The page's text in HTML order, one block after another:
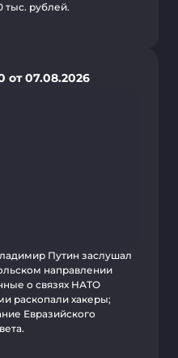
тыс. рублей.
от 07.08.2026
Путин заслушал
направлении
о связях НАТО
раскопали хакеры;
Евразийского